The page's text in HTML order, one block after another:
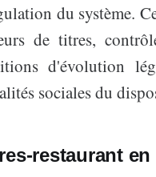
du système.
de titres,
d'évolution
sociales du
restaurant en